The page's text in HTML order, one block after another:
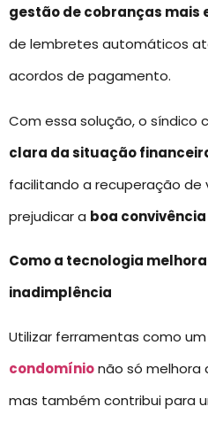
gestão de cobranças mais
de lembretes automáticos
acordos de pagamento.
Com essa solução, o síndico
clara da situação
facilitando a recuperação de
prejudicar a boa convivência
Como a tecnologia
inadimplência
Utilizar ferramentas como um
condomínionão só melhora
mas também contribui para